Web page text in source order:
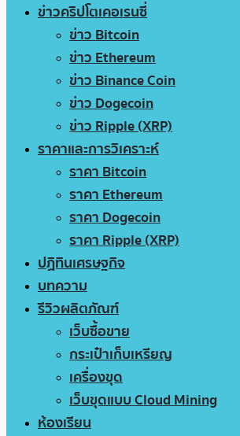
ข่าวคริปโตเคอเรนซี่
ข่าว Bitcoin
ข่าว Ethereum
ข่าว Binance Coin
ข่าว Dogecoin
ข่าว Ripple (XRP)
ราคาและการวิเคราะห์
ราคา Bitcoin
ราคา Ethereum
ราคา Dogecoin
ราคา Ripple (XRP)
ปฏิทินเศรษฐกิจ
บทความ
รีวิวผลิตภัณฑ์
เว็บซื้อขาย
กระเป๋าเก็บเหรียญ
เครื่องขุด
เว็บขุดแบบ Cloud Mining
ห้องเรียน